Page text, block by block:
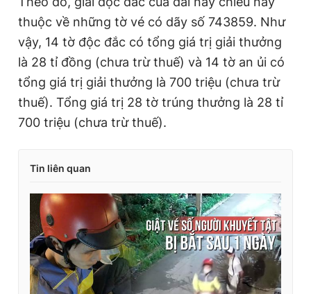
thuộc về những tờ vé có dãy số 743859. Như
vậy, 14 tờ độc đắc có tổng giá trị giải thưởng
là 28 tỉ đồng (chưa trừ thuế) và 14 tờ an ủi có
tổng giá trị giải thưởng là 700 triệu (chưa trừ
thuế). Tổng giá trị 28 tờ trúng thưởng là 28 tỉ
700 triệu (chưa trừ thuế).
Tin liên quan